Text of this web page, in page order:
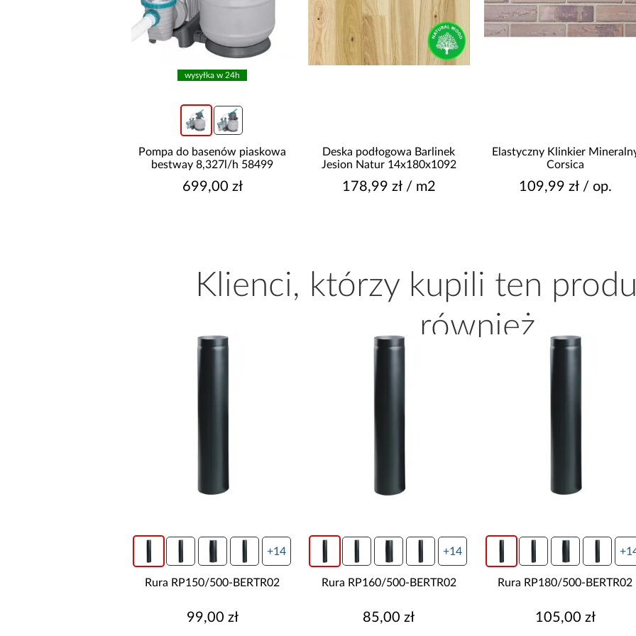
wysyłka w 24h
Pompa do basenów piaskowa
bestway 8,327l/h 58499
699,00 zł
Deska podłogowa Barlinek
Jesion Natur 14x180x1092
178,99 zł / m2
Elastyczny Klinkier
Corsica
109,99 zł / op.
Klienci, którzy kupili ten
również
+14
Rura RP150/500-BERTR02
99,00 zł
+14
Rura RP160/500-BERTR02
85,00 zł
Rura RP180/500-BERTR02
105,00 zł